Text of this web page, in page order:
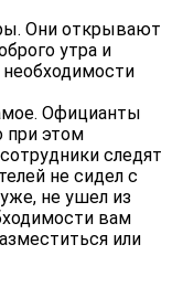
Они открывают
утра и
необходимости
Официанты
при этом
следят
не сидел с
не ушел из
вам
или